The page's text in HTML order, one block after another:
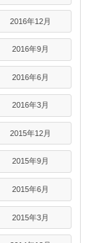
2016年12月
2016年9月
2016年6月
2016年3月
2015年12月
2015年9月
2015年6月
2015年3月